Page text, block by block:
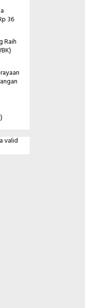
36
Raih
valid